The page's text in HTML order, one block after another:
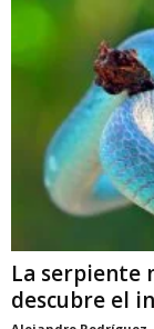
La serpiente
descubre el